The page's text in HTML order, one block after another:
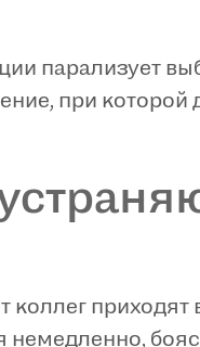
парализует
при которой
коллег приходят
немедленно,